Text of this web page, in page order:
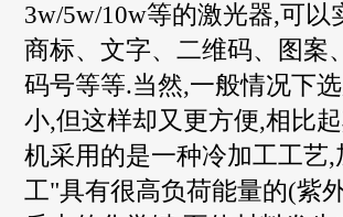
3w/5w/10w等的激光器,可
商标、文字、二维码、图案
码号等等.当然,一般情况下
小,但这样却又更方便,相比
机采用的是一种冷加工工艺
工"具有很高负荷能量的(紫